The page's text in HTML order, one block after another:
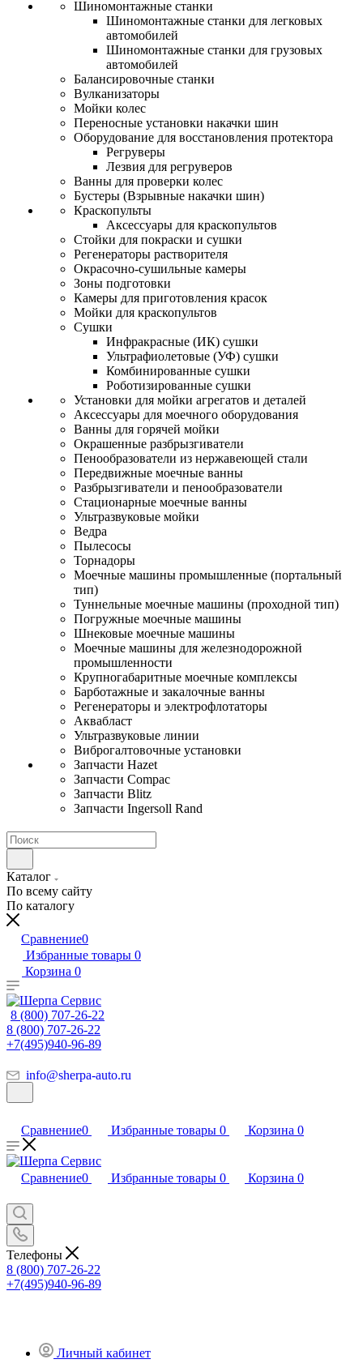
Шиномонтажные станки
Шиномонтажные станки для легковых
автомобилей
Шиномонтажные станки для грузовых
автомобилей
Балансировочные станки
Вулканизаторы
Мойки колес
Переносные установки накачки шин
Оборудование для восстановления протектора
Регруверы
Лезвия для регруверов
Ванны для проверки колес
Бустеры (Взрывные накачки шин)
Краскопульты
Аксессуары для краскопультов
Стойки для покраски и сушки
Регенераторы растворителя
Окрасочно-сушильные камеры
Зоны подготовки
Камеры для приготовления красок
Мойки для краскопультов
Сушки
Инфракрасные (ИК) сушки
Ультрафиолетовые (УФ) сушки
Комбинированные сушки
Роботизированные сушки
Установки для мойки агрегатов и деталей
Аксессуары для моечного оборудования
Ванны для горячей мойки
Окрашенные разбрызгиватели
Пенообразователи из нержавеющей стали
Передвижные моечные ванны
Разбрызгиватели и пенообразователи
Стационарные моечные ванны
Ультразвуковые мойки
Ведра
Пылесосы
Торнадоры
Моечные машины промышленные (портальный
тип)
Туннельные моечные машины (проходной тип)
Погружные моечные машины
Шнековые моечные машины
Моечные машины для железнодорожной
промышленности
Крупногабаритные моечные комплексы
Барботажные и закалочные ванны
Регенераторы и электрофлотаторы
Аквабласт
Ультразвуковые линии
Виброгалтовочные установки
Запчасти Hazet
Запчасти Compac
Запчасти Blitz
Запчасти Ingersoll Rand
Каталог
По всему сайту
По каталогу
Сравнение0
Избранные товары 0
Корзина 0
8 (800) 707-26-22
8 (800) 707-26-22
+7(495)940-96-89
info@sherpa-auto.ru
Сравнение0 Избранные товары 0 Корзина 0
Сравнение0 Избранные товары 0 Корзина 0
Телефоны
8 (800) 707-26-22
+7(495)940-96-89
Личный кабинет